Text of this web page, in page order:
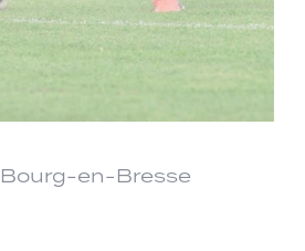
en-Bresse